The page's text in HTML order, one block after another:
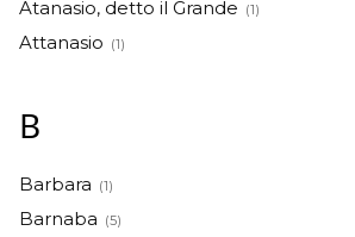
Atanasio, detto il Grande (1)
Attanasio (1)
B
Barbara (1)
Barnaba (5)